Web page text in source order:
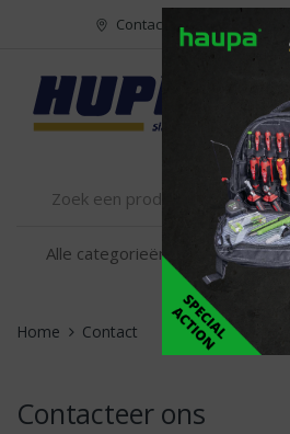
Contact
Home Contact
Contacteer ons